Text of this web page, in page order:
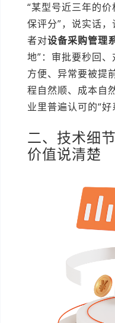
“某型号近三年的
保评分”，说实话
者对设备采购管理
地”：审批要秒回
方便、异常要被提
程自然顺、成本自
业里普遍认可的“好
二、技术细
价值说清楚